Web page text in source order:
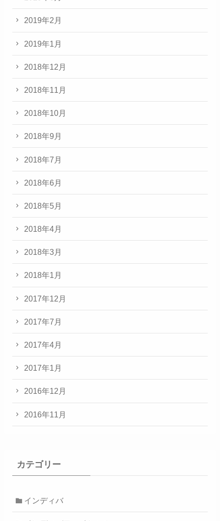
2019年2月
2019年1月
2018年12月
2018年11月
2018年10月
2018年9月
2018年7月
2018年6月
2018年5月
2018年4月
2018年3月
2018年1月
2017年12月
2017年7月
2017年4月
2017年1月
2016年12月
2016年11月
カテゴリー
インディバ